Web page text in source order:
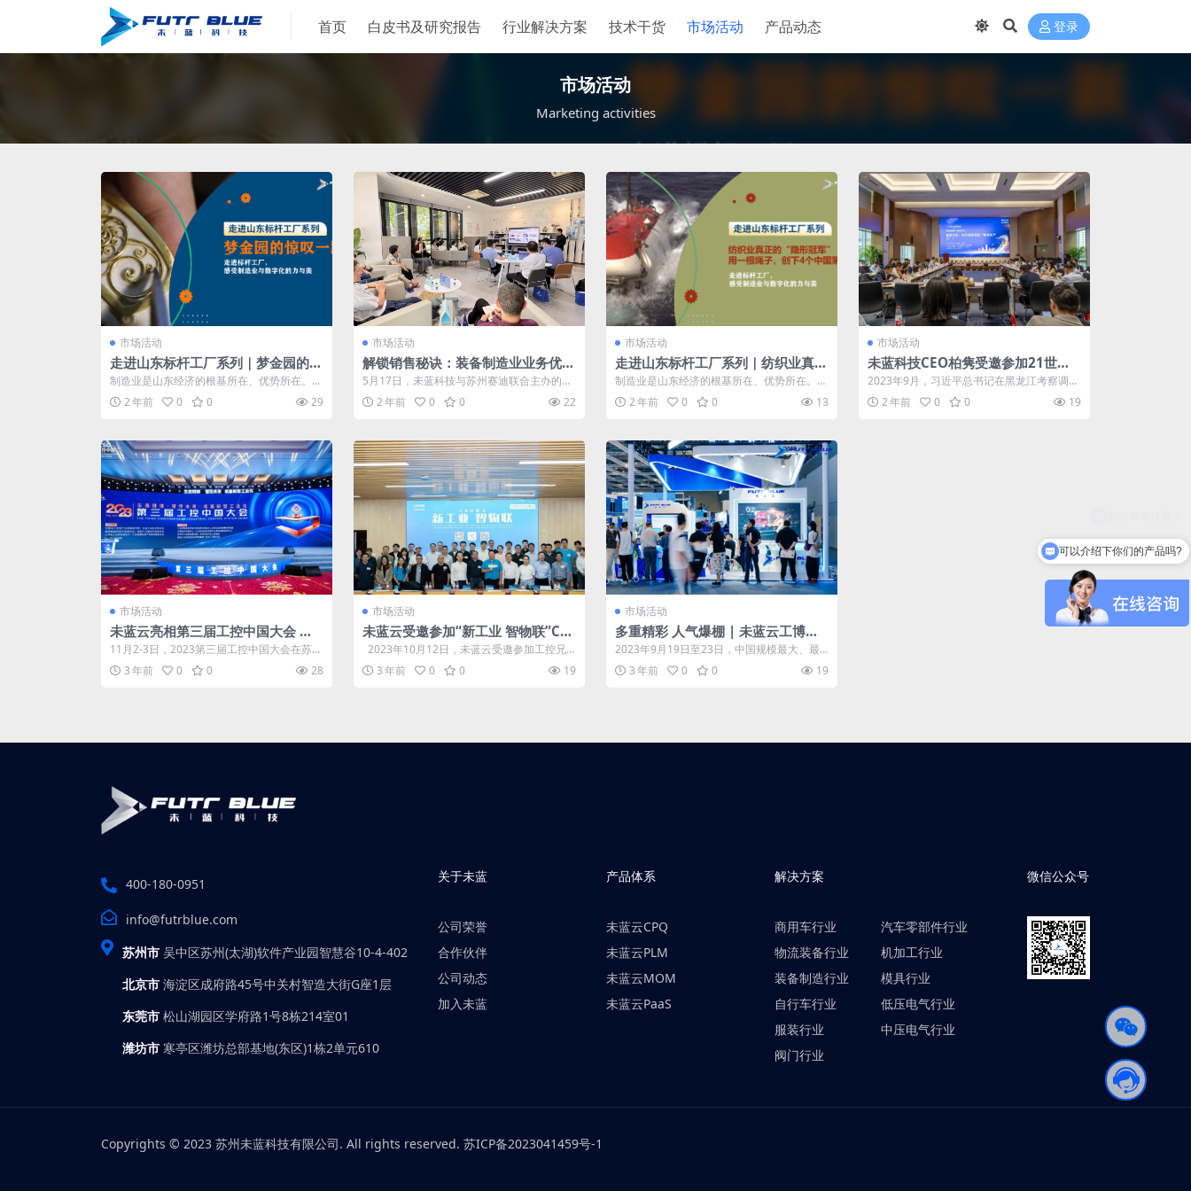
首页 白皮书及研究报告 行业解决方案 技术干货 市场活动 产品动态 登录
市场活动
Marketing activities
市场活动
走进山东标杆工厂系列｜梦金园的惊
叹一跃
制造业是山东经济的根基所在、优势所在。山
东也是唯一拥有全部41个工业大类的省份，...
2 年前 0 0 29
市场活动
解锁销售秘诀：装备制造业业务优化
的驱动力
5月17日，未蓝科技与苏州赛迪联合主办的以
“装备制造业如何通过销售自动化软件CP...
2 年前 0 0 22
市场活动
走进山东标杆工厂系列｜纺织业真正
的“隐形冠军”：用一根绳子，创下4
个中国第一
制造业是山东经济的根基所在、优势所在。山
东也是唯一拥有全部41个工业大类的省份，...
2 年前 0 0 13
市场活动
未蓝科技CEO柏隽受邀参加21世纪
卓越董事会（苏州站） 共话“新质生
产力”驱动未来工业革新之路
2023年9月，习近平总书记在黑龙江考察调研
期间首次提到“新质生产力”，强调要整...
2 年前 0 0 19
市场活动
未蓝云亮相第三届工控中国大会 赋
能新型工业化高质量发展
11月2-3日，2023第三届工控中国大会在苏州
太湖国际会议中心召开。本届大会由...
3 年前 0 0 28
市场活动
未蓝云受邀参加“新工业 智物联”CE
O峰会 为永康制造业C2M柔性制造
数智化转型升级赋能
2023年10月12日，未蓝云受邀参加工控兄
弟连新工业 智物联CE...
3 年前 0 0 19
市场活动
多重精彩 人气爆棚 | 未蓝云工博会
之行圆满收官
2023年9月19日至23日，中国规模最大、最
具影响力的国家级工业盛会——中国工...
3 年前 0 0 19
400-180-0951
info@futrblue.com
苏州市 吴中区苏州(太湖)软件产业园智慧谷10-4-402
北京市 海淀区成府路45号中关村智造大街G座1层
东莞市 松山湖园区学府路1号8栋214室01
潍坊市 寒亭区潍坊总部基地(东区)1栋2单元610
关于未蓝
公司荣誉
合作伙伴
公司动态
加入未蓝
产品体系
未蓝云CPQ
未蓝云PLM
未蓝云MOM
未蓝云PaaS
解决方案
商用车行业
物流装备行业
装备制造行业
自行车行业
服装行业
阀门行业
汽车零部件行业
机加工行业
模具行业
低压电气行业
中压电气行业
微信公众号
Copyrights © 2023 苏州未蓝科技有限公司. All rights reserved. 苏ICP备2023041459号-1
可以介绍下你们的产品吗?